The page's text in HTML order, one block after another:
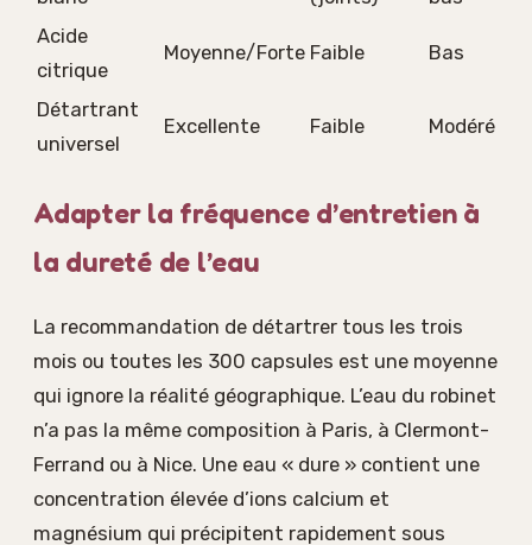
Acide
citrique
Moyenne/Forte Faible Bas
Détartrant
universel
Excellente Faible Modéré
Adapter la fréquence d’entretien à
la dureté de l’eau
La recommandation de détartrer tous les trois
mois ou toutes les 300 capsules est une moyenne
qui ignore la réalité géographique. L’eau du robinet
n’a pas la même composition à Paris, à Clermont-
Ferrand ou à Nice. Une eau « dure » contient une
concentration élevée d’ions calcium et
magnésium qui précipitent rapidement sous